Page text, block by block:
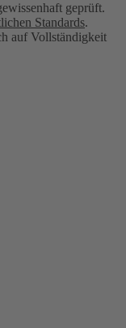
geprüft.
Standards.
auf Vollständigkeit